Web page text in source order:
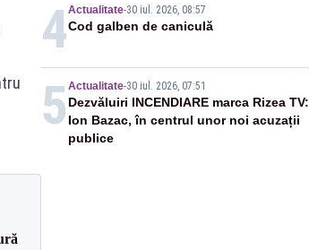
4Actualitate-30 iul. 2026, 08:57
Cod galben de caniculă
5 Actualitate-30 iul. 2026, 07:51
Dezvăluiri INCENDIARE marca Rizea TV:
Ion Bazac, în centrul unor noi acuzații
publice